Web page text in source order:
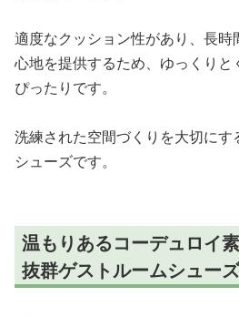
適度なクッション性があり、長時
心地を提供するため、ゆっくりと
ぴったりです。
洗練された空間づくりを大切に
シューズです。
温もりあるコーデュロイ
抜群ゲストルームシューズ